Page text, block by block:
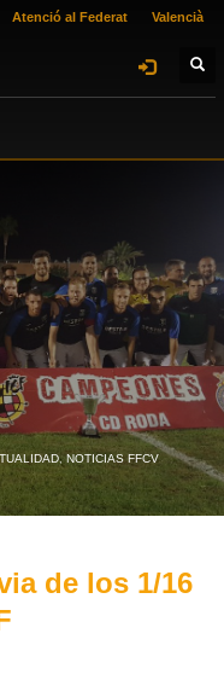
Atenció al Federat Valencià
, NOTICIAS FFCV
de los 1/16